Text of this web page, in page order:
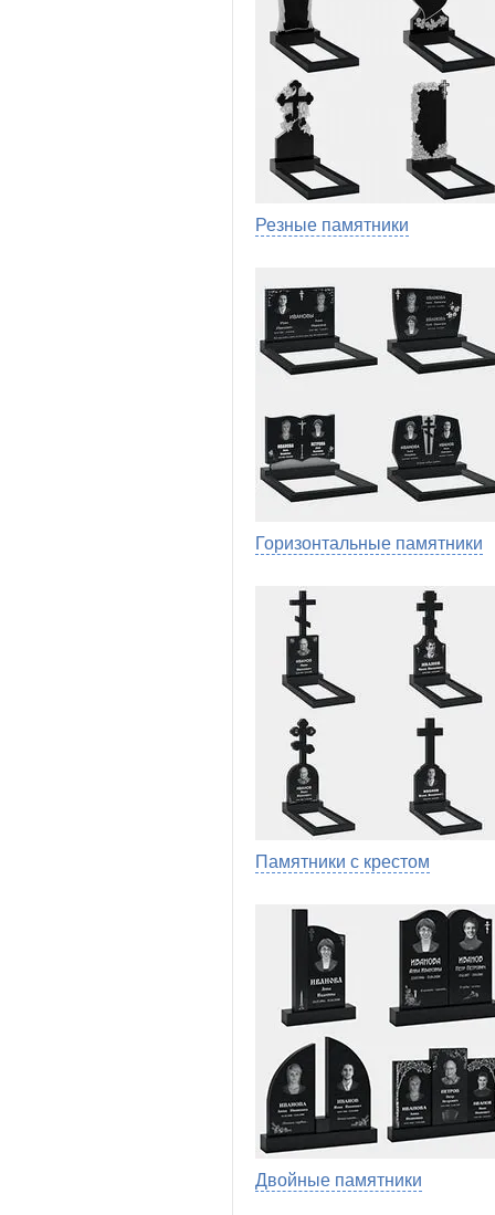
Резные памятники
Горизонтальные памятники
Памятники с крестом
Двойные памятники